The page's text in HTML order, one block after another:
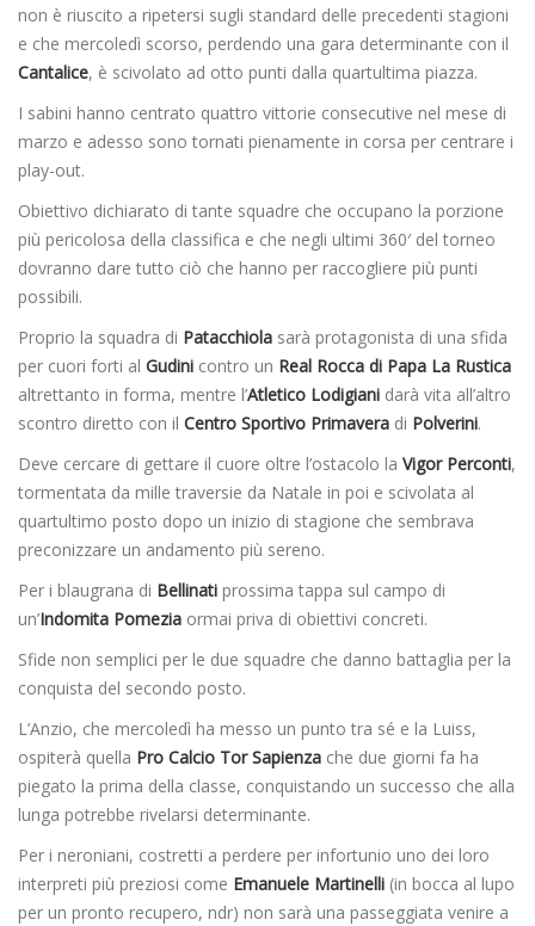
non è riuscito a ripetersi sugli standard delle precedenti stagioni
e che mercoledì scorso, perdendo una gara determinante con il
Cantalice, è scivolato ad otto punti dalla quartultima piazza.
I sabini hanno centrato quattro vittorie consecutive nel mese di
marzo e adesso sono tornati pienamente in corsa per centrare i
play-out.
Obiettivo dichiarato di tante squadre che occupano la porzione
più pericolosa della classifica e che negli ultimi 360′ del torneo
dovranno dare tutto ciò che hanno per raccogliere più punti
possibili.
Proprio la squadra di Patacchiola sarà protagonista di una sfida
per cuori forti al Gudini contro un Real Rocca di Papa La Rustica
altrettanto in forma, mentre l’Atletico Lodigiani darà vita all’altro
scontro diretto con il Centro Sportivo Primavera di Polverini.
Deve cercare di gettare il cuore oltre l’ostacolo la Vigor Perconti,
tormentata da mille traversie da Natale in poi e scivolata al
quartultimo posto dopo un inizio di stagione che sembrava
preconizzare un andamento più sereno.
Per i blaugrana di Bellinati prossima tappa sul campo di
un’Indomita Pomezia ormai priva di obiettivi concreti.
Sfide non semplici per le due squadre che danno battaglia per la
conquista del secondo posto.
L’Anzio, che mercoledì ha messo un punto tra sé e la Luiss,
ospiterà quella Pro Calcio Tor Sapienza che due giorni fa ha
piegato la prima della classe, conquistando un successo che alla
lunga potrebbe rivelarsi determinante.
Per i neroniani, costretti a perdere per infortunio uno dei loro
interpreti più preziosi come Emanuele Martinelli (in bocca al lupo
per un pronto recupero, ndr) non sarà una passeggiata venire a